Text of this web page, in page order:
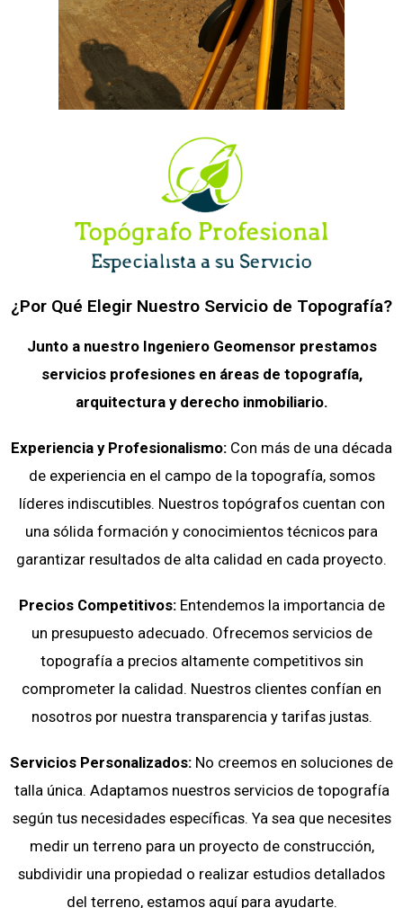
¿Por Qué Elegir Nuestro Servicio de Topografía?
Junto a nuestro Ingeniero Geomensor prestamos
servicios profesiones en áreas de topografía,
arquitectura y derecho inmobiliario.
Experiencia y Profesionalismo: Con más de una década
de experiencia en el campo de la topografía, somos
líderes indiscutibles. Nuestros topógrafos cuentan con
una sólida formación y conocimientos técnicos para
garantizar resultados de alta calidad en cada proyecto.
Precios Competitivos:Entendemos la importancia de
un presupuesto adecuado. Ofrecemos servicios de
topografía a precios altamente competitivos sin
comprometer la calidad. Nuestros clientes confían en
nosotros por nuestra transparencia y tarifas justas.
Servicios Personalizados: No creemos en soluciones de
talla única. Adaptamos nuestros servicios de topografía
según tus necesidades específicas. Ya sea que necesites
medir un terreno para un proyecto de construcción,
subdividir una propiedad o realizar estudios detallados
del terreno, estamos aquí para ayudarte.